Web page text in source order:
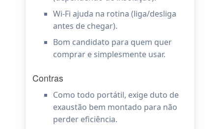
Wi-Fi ajuda na rotina (liga/desliga
antes de chegar).
Bom candidato para quem quer
comprar e simplesmente usar.
Contras
Como todo portátil, exige duto de
exaustão bem montado para não
perder eficiência.